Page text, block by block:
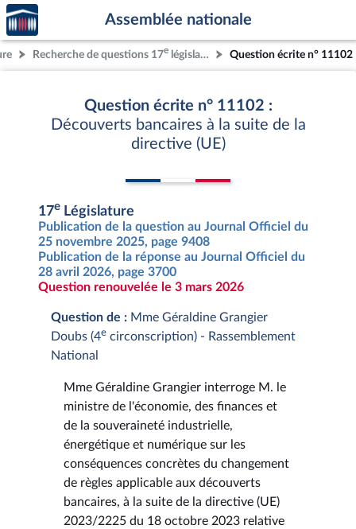
Aller au contenu
Aller en bas de la page
Accèder
à la
page
d'accueil
Assemblée nationale
Recherche de questions 17e législature Question écrite n° 11102
Question écrite n° 11102 :
Découverts bancaires à la suite de la
directive (UE)
17e Législature
Publication de la question au Journal Officiel du
25 novembre 2025, page 9408
Publication de la réponse au Journal Officiel du
28 avril 2026, page 3700
Question renouvelée le 3 mars 2026
Question de : Mme Géraldine Grangier
Doubs (4e circonscription) - Rassemblement
National
Mme Géraldine Grangier interroge M. le
ministre de l'économie, des finances et
de la souveraineté industrielle,
énergétique et numérique sur les
conséquences concrètes du changement
de règles applicable aux découverts
bancaires, à la suite de la directive (UE)
2023/2225 du 18 octobre 2023 relative